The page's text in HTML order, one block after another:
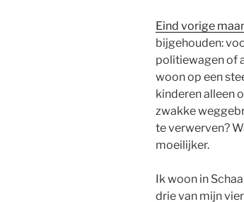
Eind vorige
bijgehouden:
politiewagen of
woon op een
kinderen alleen
zwakke
te verwerven?
moeilijker.
Ik woon in
drie van mijn